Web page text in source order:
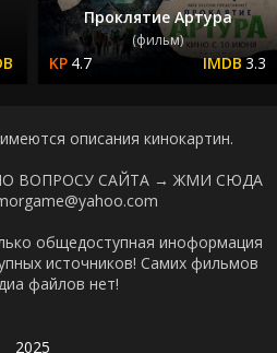
Проклятие Артура
(фильм)
4.7 3.3
описания кинокартин.
ВОПРОСУ САЙТА → ЖМИ СЮДА
общедоступная иноформация
источников! Самих фильмов
файлов нет!
2025